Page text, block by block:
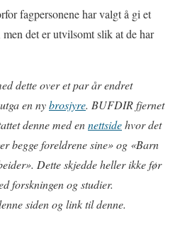
fagpersonene har valgt å gi et
det er utvilsomt slik at de har
dette over et par år endret
en nybrosjyre. BUFDIR fjernet
denne med ennettsidehvor det
begge foreldrene sine» og «Barn
Dette skjedde heller ikke før
forskningen og studier.
siden og link til denne.